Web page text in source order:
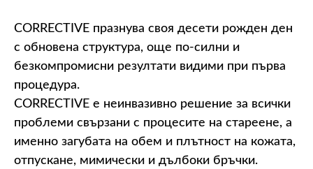
CORRECTIVE празнува своя десети рожден ден
с обновена структура, още по-силни и
безкомпромисни резултати видими при първа
процедура.
CORRECTIVE е неинвазивно решение за всички
проблеми свързани с процесите на стареене, а
именно загубата на обем и плътност на кожата,
отпускане, мимически и дълбоки бръчки.